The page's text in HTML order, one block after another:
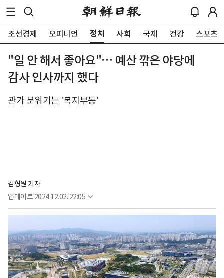
조선경제 오피니언 정치 사회 국제 건강 스포츠
"일 안 해서 좋아요"… 예산 깎은 야당에
감사 인사까지 했다
관가 분위기는 '복지부동'
김형원 기자
업데이트 2024.12.02. 22:05